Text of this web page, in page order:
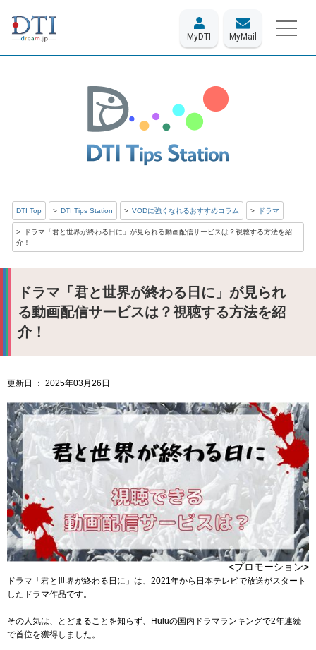
MyDTI MyMail
DTI Top DTI Tips Station VODに強くなれるおすすめコラム ドラマ
ドラマ「君と世界が終わる日に」が見られる動画配信サービスは？視聴する方法を紹
介！
ドラマ「君と世界が終わる日に」が見られ
る動画配信サービスは？視聴する方法を紹
介！
更新日 ： 2025年03月26日
<プロモーション>
ドラマ「君と世界が終わる日に」は、2021年から日本テレビで放送がスタート
したドラマ作品です。
その人気は、とどまることを知らず、Huluの国内ドラマランキングで2年連続
で首位を獲得しました。